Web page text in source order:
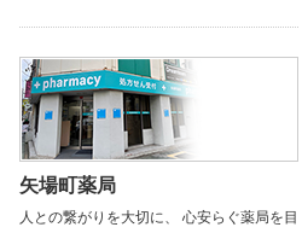
矢場町薬局
人との繋がりを大切に、 心安らぐ薬局を目